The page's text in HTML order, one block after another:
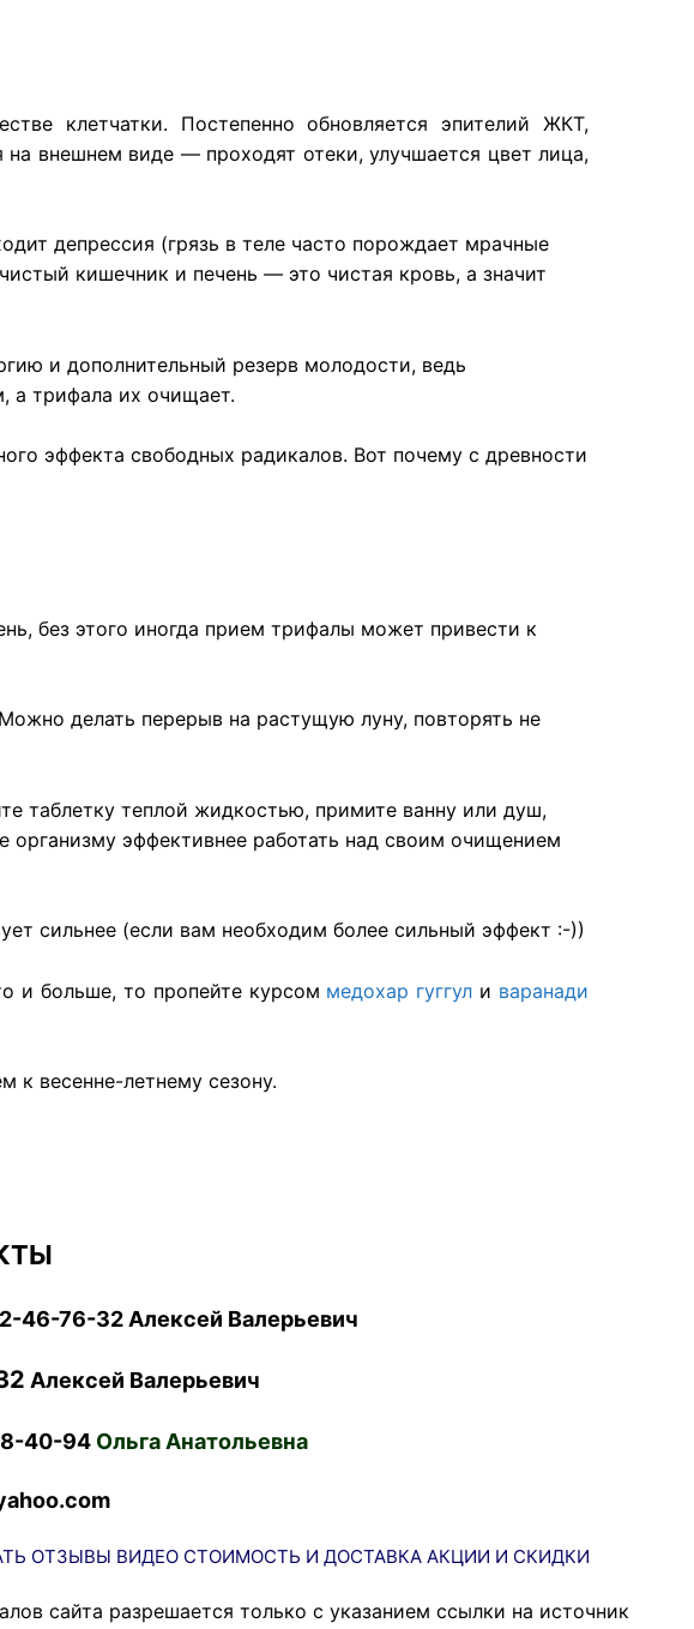
клетчатки. Постепенно обновляется эпителий ЖКТ,
внешнем виде — проходят отеки, улучшается цвет лица,
депрессия (грязь в теле часто порождает мрачные
кишечник и печень — это чистая кровь, а значит
и дополнительный резерв молодости, ведь
а трифала их очищает.
эффекта свободных радикалов. Вот почему с древности
без этого иногда прием трифалы может привести к
делать перерыв на растущую луну, повторять не
таблетку теплой жидкостью, примите ванну или душ,
эффективнее работать над своим очищением
сильнее (если вам необходим более сильный эффект :-))
и больше, то пропейте курсом медохар гуггул и варанади
к весенне-летнему сезону.
46-76-32 Алексей Валерьевич
Алексей Валерьевич
40-94Ольга Анатольевна
ОТЗЫВЫ ВИДЕО СТОИМОСТЬ И ДОСТАВКА АКЦИИ И СКИДКИ
сайта разрешается только с указанием ссылки на источник